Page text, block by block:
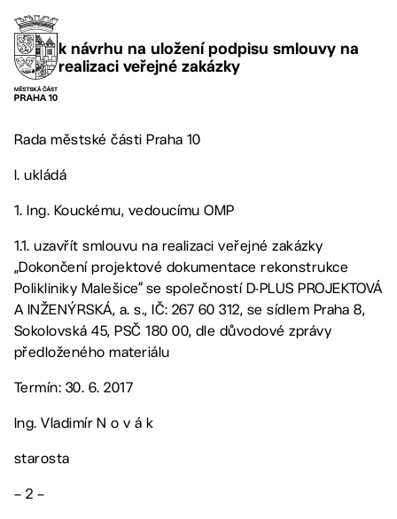
k návrhu na uložení podpisu smlouvy na
realizaci veřejné zakázky
Rada městské části Praha 10
I. ukládá
1. Ing. Kouckému, vedoucímu OMP
1.1. uzavřít smlouvu na realizaci veřejné zakázky
„Dokončení projektové dokumentace rekonstrukce
Polikliniky Malešice“ se společností D-PLUS PROJEKTOVÁ
A INŽENÝRSKÁ, a. s., IČ: 267 60 312, se sídlem Praha 8,
Sokolovská 45, PSČ 180 00, dle důvodové zprávy
předloženého materiálu
Termín: 30. 6. 2017
Ing. Vladimír N o v á k
starosta
– 2 –